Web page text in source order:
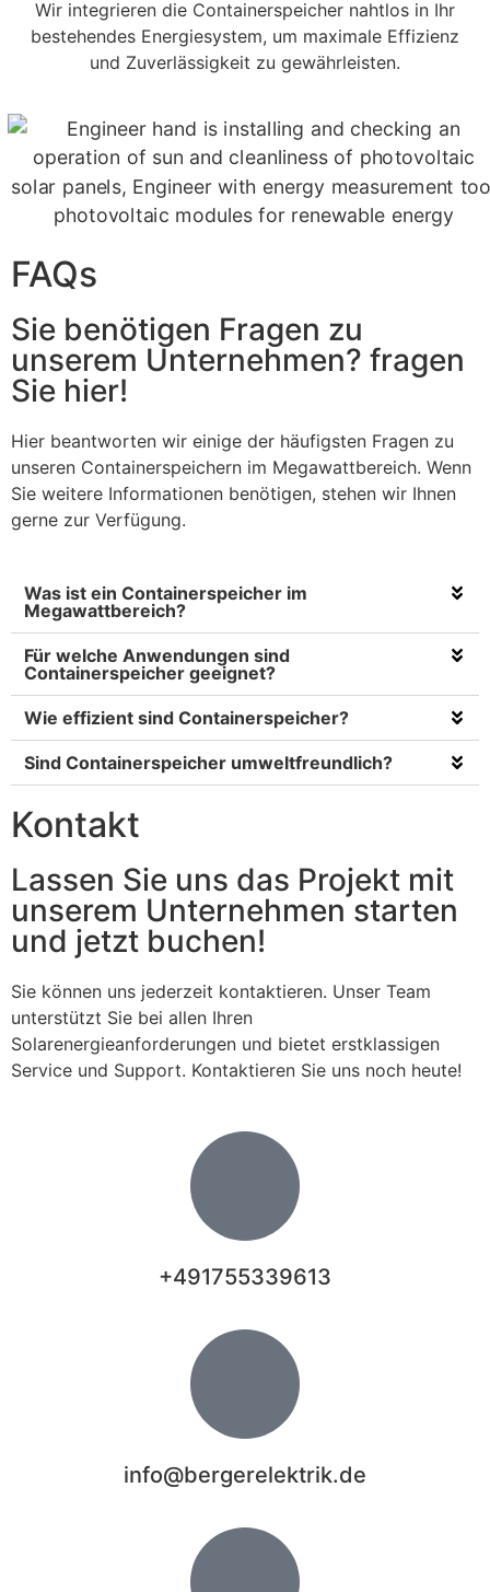
Wir integrieren die Containerspeicher nahtlos in Ihr
bestehendes Energiesystem, um maximale Effizienz
und Zuverlässigkeit zu gewährleisten.
FAQs
Sie benötigen Fragen zu
unserem Unternehmen? fragen
Sie hier!
Hier beantworten wir einige der häufigsten Fragen zu
unseren Containerspeichern im Megawattbereich. Wenn
Sie weitere Informationen benötigen, stehen wir Ihnen
gerne zur Verfügung.
Was ist ein Containerspeicher im
Megawattbereich?
Für welche Anwendungen sind
Containerspeicher geeignet?
Wie effizient sind Containerspeicher?
Sind Containerspeicher umweltfreundlich?
Kontakt
Lassen Sie uns das Projekt mit
unserem Unternehmen starten
und jetzt buchen!
Sie können uns jederzeit kontaktieren. Unser Team
unterstützt Sie bei allen Ihren
Solarenergieanforderungen und bietet erstklassigen
Service und Support. Kontaktieren Sie uns noch heute!
+491755339613
info@bergerelektrik.de